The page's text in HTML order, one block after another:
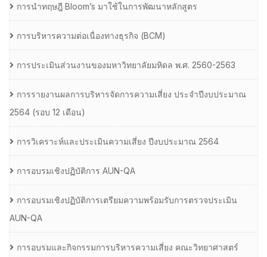
การนำทฤษฎี Bloom’s มาใช้ในการพัฒนาหลักสูตร
การบริหารความต่อเนื่องทางธุรกิจ (BCM)
การประเมินส่วนงานของมหาวิทยาลัยมหิดล พ.ศ. 2560-2563
การรายงานผลการบริหารจัดการความเสี่ยง ประจำปีงบประมาณ
2564 (รอบ 12 เดือน)
การวิเคราะห์และประเมินความเสี่ยง ปีงบประมาณ 2564
การอบรมเชิงปฏิบัติการ AUN-QA
การอบรมเชิงปฏิบัติการเตรียมความพร้อมรับการตรวจประเมิน
AUN-QA
การอบรมและกิจกรรมการบริหารความเสี่ยง คณะวิทยาศาสตร์